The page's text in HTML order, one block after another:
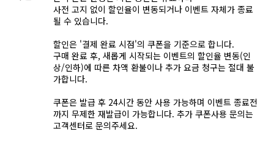
사전 고지 없이 할인율이 변동되거나 이벤트 자체가 종료
될 수 있습니다.
할인은 '결제 완료 시점'의 쿠폰을 기준으로 합니다.
구매 완료 후, 새롭게 시작되는 이벤트의 할인율 변동(인
상/인하)에 따른 차액 환불이나 추가 요금 청구는 절대 불
가합니다.
쿠폰은 발급 후 24시간 동안 사용 가능하며 이벤트 종료전
까지 무제한 재발급이 가능합니다. 추가 쿠폰사용 문의는
고객센터로 문의주세요.